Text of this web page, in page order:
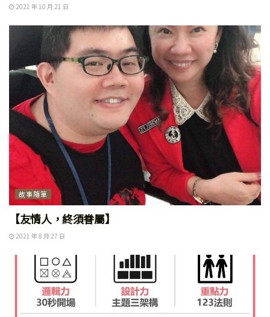
2021 年 10 月 21 日
故事隨筆
【友情人，終須眷屬】
2021 年 8 月 27 日